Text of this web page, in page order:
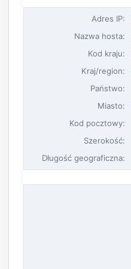
Adres IP:
Nazwa hosta:
Kod kraju:
Kraj/region:
Państwo:
Miasto:
Kod pocztowy:
Szerokość:
Długość geograficzna: